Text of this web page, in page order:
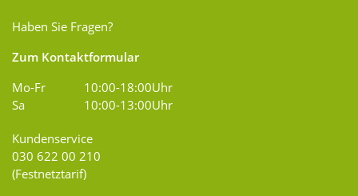
Haben Sie Fragen?
Zum Kontaktformular
Mo-Fr
10:00-18:00Uhr
Sa
10:00-13:00Uhr
Kundenservice
030 622 00 210
(Festnetztarif)